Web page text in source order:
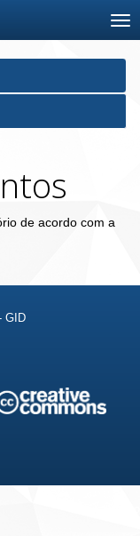
de acordo com a
GID